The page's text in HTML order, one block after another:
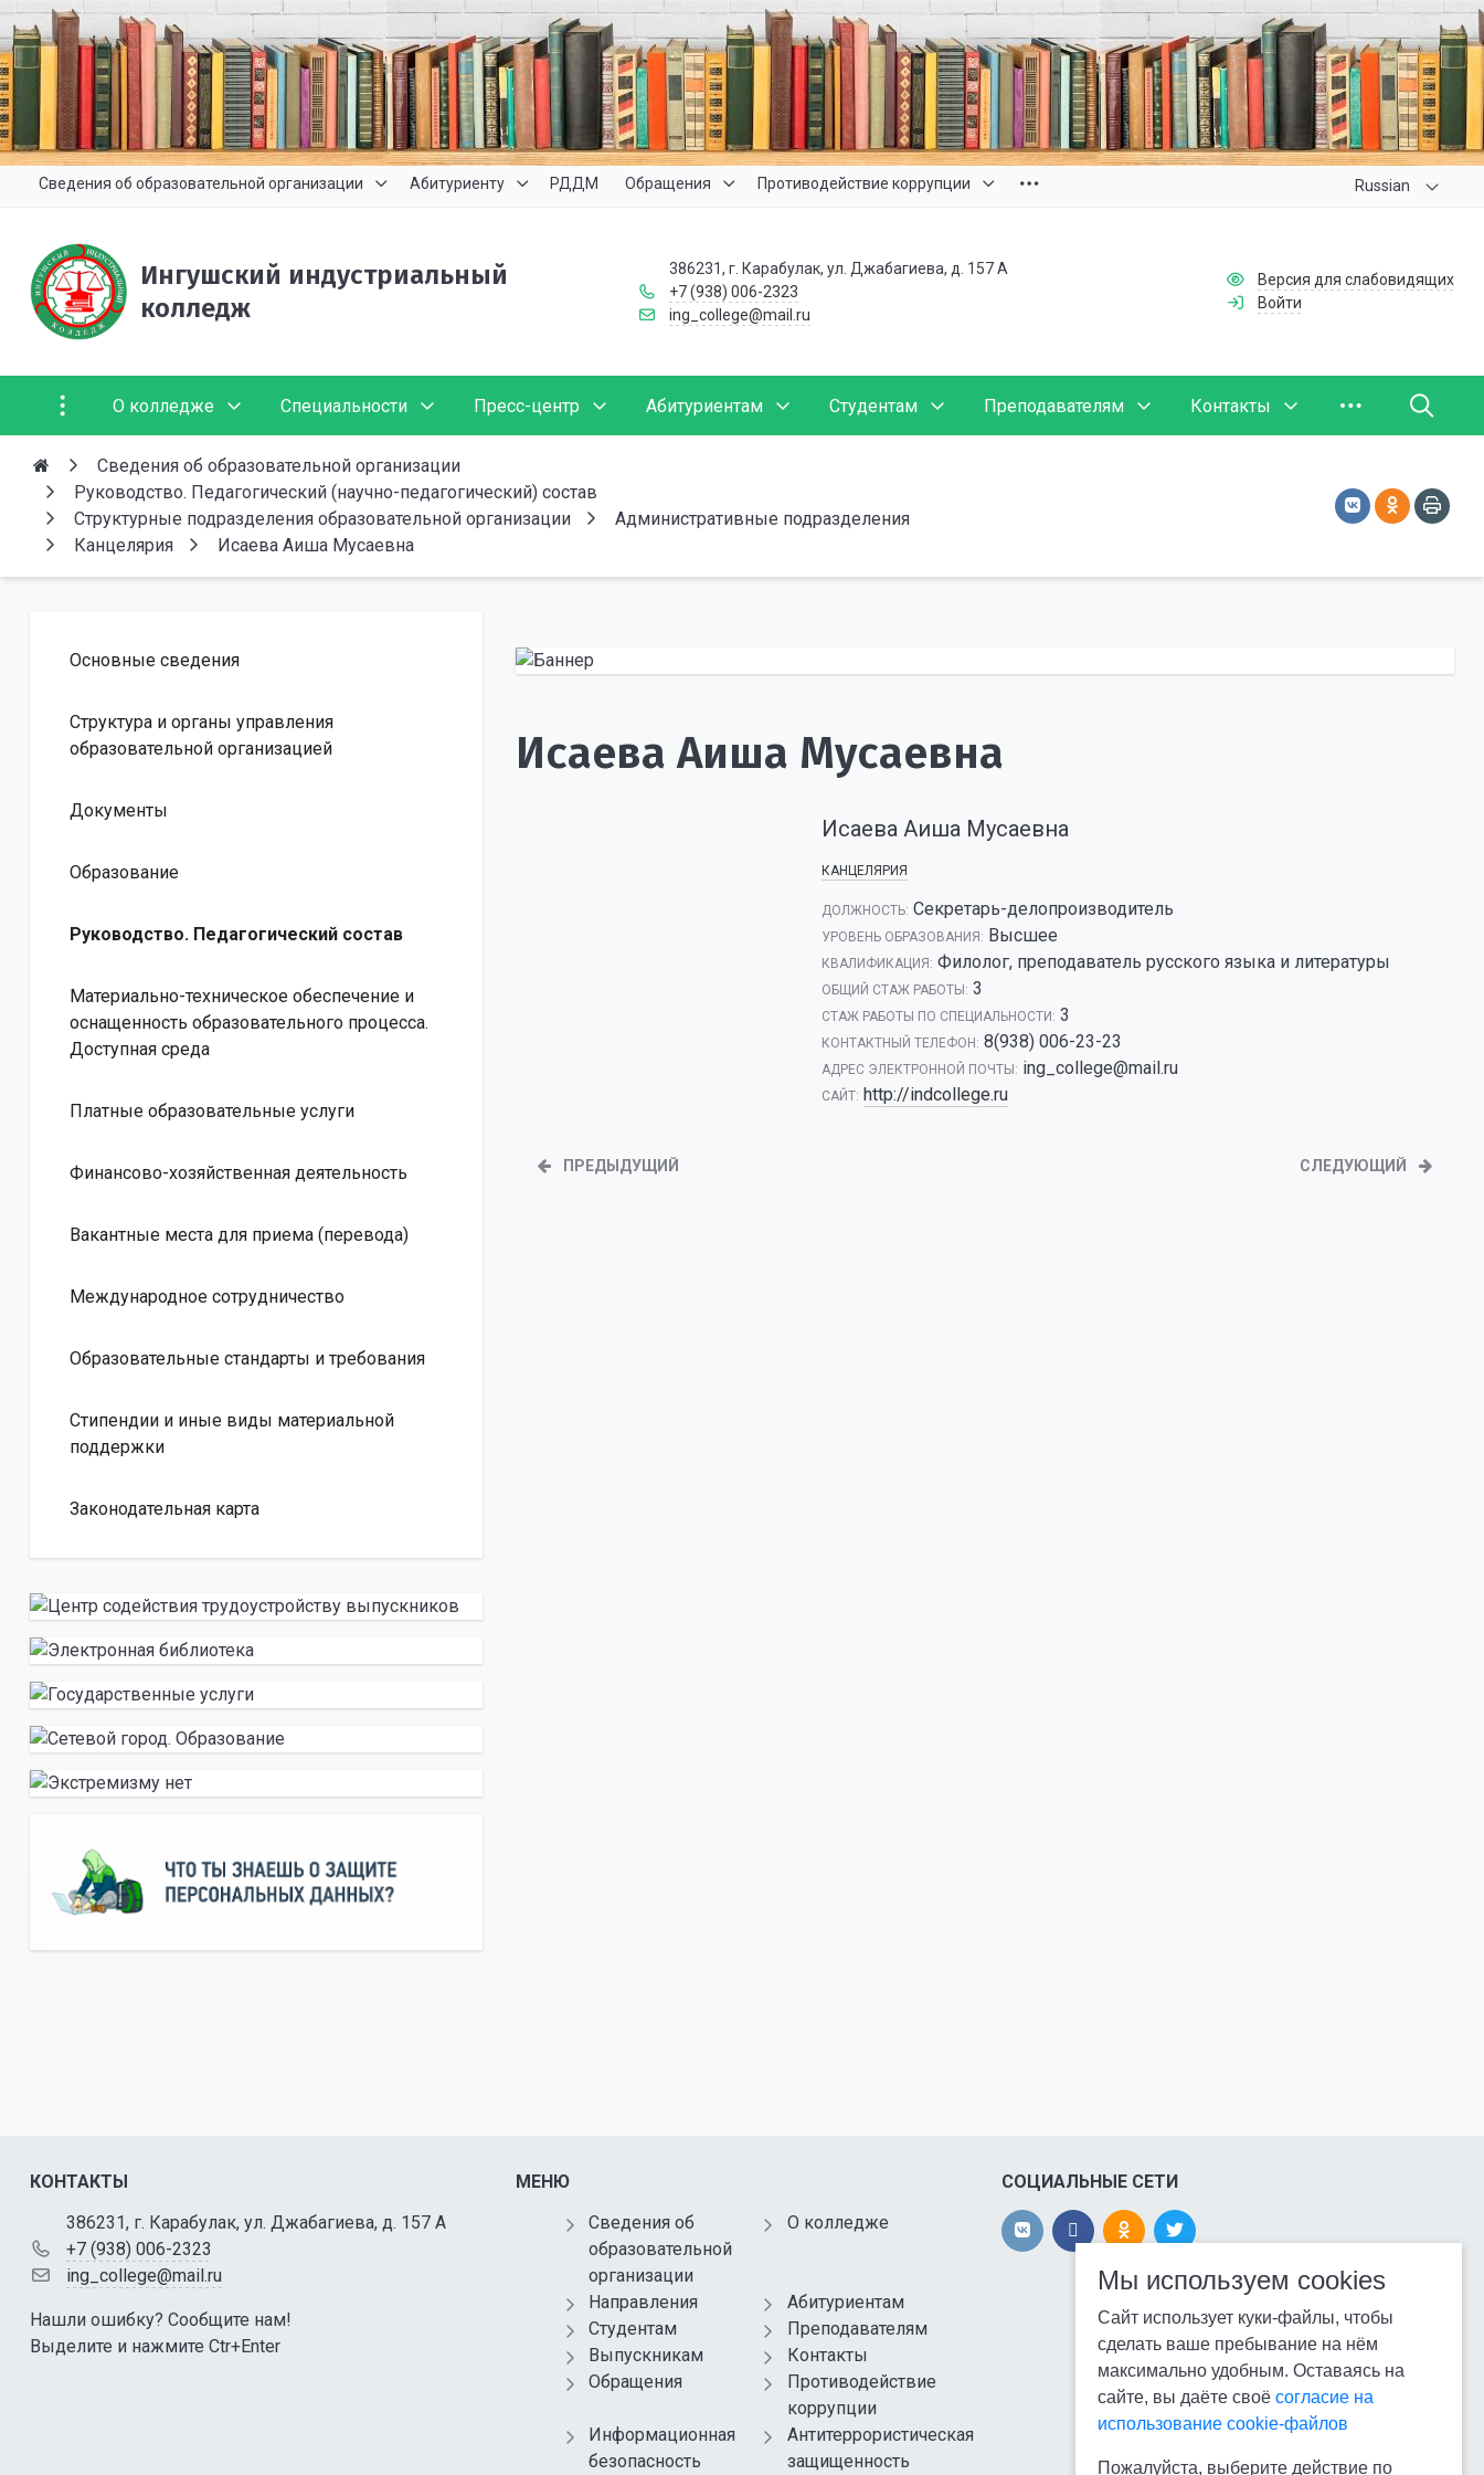
Сведения об образовательной организации Абитуриенту РДДМ Обращения Противодействие коррупции Russian
Ингушский индустриальный
колледж
386231, г. Карабулак, ул. Джабагиева, д. 157 А
+7 (938) 006-2323
ing_college@mail.ru
Версия для слабовидящих
Войти
О колледже Специальности Пресс-центр Абитуриентам Студентам Преподавателям Контакты
Сведения об образовательной организации
Руководство. Педагогический (научно-педагогический) состав
Структурные подразделения образовательной организации
Административные подразделения
Канцелярия
Исаева Аиша Мусаевна
Основные сведения
Структура и органы управления
образовательной организацией
Документы
Образование
Руководство. Педагогический состав
Материально-техническое обеспечение и
оснащенность образовательного процесса.
Доступная среда
Платные образовательные услуги
Финансово-хозяйственная деятельность
Вакантные места для приема (перевода)
Международное сотрудничество
Образовательные стандарты и требования
Стипендии и иные виды материальной
поддержки
Законодательная карта
Исаева Аиша Мусаевна
Исаева Аиша Мусаевна
КАНЦЕЛЯРИЯ
ДОЛЖНОСТЬ: Секретарь-делопроизводитель
УРОВЕНЬ ОБРАЗОВАНИЯ: Высшее
КВАЛИФИКАЦИЯ: Филолог, преподаватель русского языка и литературы
ОБЩИЙ СТАЖ РАБОТЫ: 3
CТАЖ РАБОТЫ ПО СПЕЦИАЛЬНОСТИ: 3
КОНТАКТНЫЙ ТЕЛЕФОН: 8(938) 006-23-23
АДРЕС ЭЛЕКТРОННОЙ ПОЧТЫ: ing_college@mail.ru
САЙТ: http://indcollege.ru
ПРЕДЫДУЩИЙ СЛЕДУЮЩИЙ
КОНТАКТЫ
386231, г. Карабулак, ул. Джабагиева, д. 157 А
+7 (938) 006-2323
ing_college@mail.ru
Нашли ошибку? Сообщите нам!
Выделите и нажмите Ctr+Enter
МЕНЮ
Сведения об
образовательной
организации
О колледже
Направления
Абитуриентам
Студентам
Преподавателям
Выпускникам
Контакты
Обращения
Противодействие
коррупции
Информационная
безопасность
Антитеррористическая
защищенность
СОЦИАЛЬНЫЕ СЕТИ
Мы используем cookies
Сайт использует куки-файлы, чтобы
сделать ваше пребывание на нём
максимально удобным. Оставаясь на
сайте, вы даёте своё согласие на
использование cookie-файлов
Пожалуйста, выберите действие по